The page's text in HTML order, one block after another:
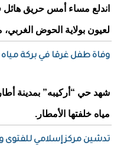
اندلع مساء أمس حريق
لعيون بولاية الحوض الغربي،
وفاة طفل غرقا في بركة مياه
شهد حي “أركيبه” بمدينة
مياه خلفتها الأمطار.
تدشين مركز إسلامي للفتوى